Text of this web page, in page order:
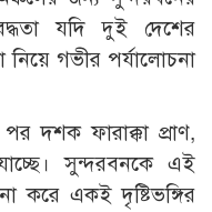
যদি দুই দেশের
নিয়ে গভীর পর্যালোচনা
দশক ফারাক্কা প্রাণ,
সুন্দরবনকে এই
করে একই দৃষ্টিভঙ্গির